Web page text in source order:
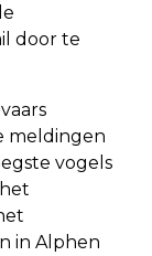
door te
meldingen
vogels
in Alphen